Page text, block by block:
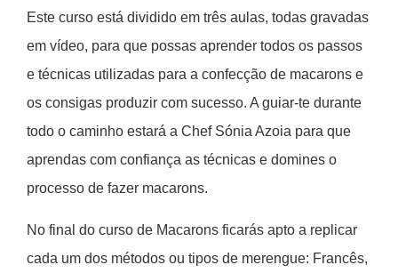
Este curso está dividido em três aulas, todas gravadas
em vídeo, para que possas aprender todos os passos
e técnicas utilizadas para a confecção de macarons e
os consigas produzir com sucesso. A guiar-te durante
todo o caminho estará a Chef Sónia Azoia para que
aprendas com confiança as técnicas e domines o
processo de fazer macarons.
No final do curso de Macarons ficarás apto a replicar
cada um dos métodos ou tipos de merengue: Francês,